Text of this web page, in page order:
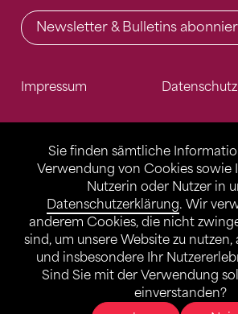
Sie finden sämtliche
Verwendung von Cookies sowie
Nutzerin oder Nutzer in
Datenschutzerklärung. Wir
anderem Cookies, die nicht
sind, um unsere Website zu
und insbesondere Ihr
Sind Sie mit der Verwendung
einverstanden?
Newsletter & Bulletins
Impressum Datenschutz